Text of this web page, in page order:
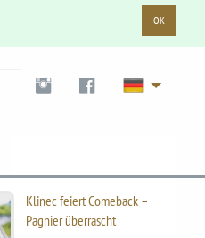
OK
Klinec feiert Comeback –
Pagnier überrascht